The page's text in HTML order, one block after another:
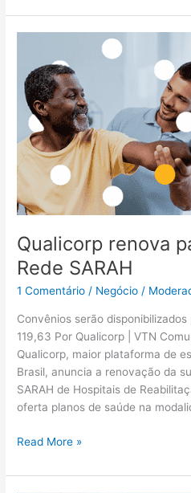
Qualicorp renova
Rede SARAH
1 Comentário / Negócio /
Convênios serão
119,63 Por Qualicorp | VTN
Qualicorp, maior plataforma de
Brasil, anuncia a renovação da
SARAH de Hospitais de
oferta planos de saúde na
parceria
com
Rede
SARAH
Read More »